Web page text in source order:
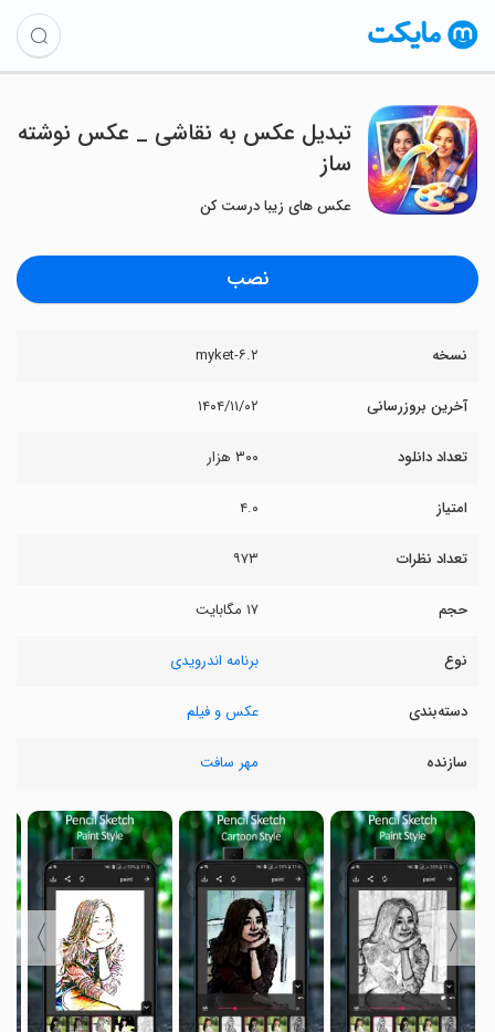
‏تبدیل عکس به نقاشی _ عکس نوشته
ساز
عکس های زیبا درست کن
نصب
نسخه myket-۶.۲
آخرین بروزرسانی ۱۴۰۴/۱۱/۰۲
تعداد دانلود ۳۰۰ هزار
امتیاز ۴.۰
تعداد نظرات ۹۷۳
حجم ۱۷ مگابایت
نوع برنامه اندرویدی
دسته‌بندی عکس و فیلم
سازنده مهر سافت
〈
〉